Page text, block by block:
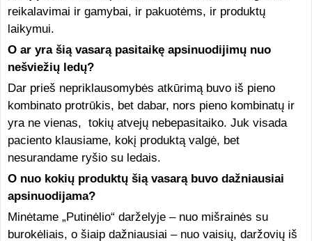
reikalavimai ir gamybai, ir pakuotėms, ir produktų
laikymui.
O ar yra šią vasarą pasitaikę apsinuodijimų nuo
nešviežių ledų?
Dar prieš nepriklausomybės atkūrimą buvo iš pieno
kombinato protrūkis, bet dabar, nors pieno kombinatų ir
yra ne vienas, tokių atvejų nebepasitaiko. Juk visada
paciento klausiame, kokį produktą valgė, bet
nesurandame ryšio su ledais.
O nuo kokių produktų šią vasarą buvo dažniausiai
apsinuodijama?
Minėtame „Putinėlio“ darželyje – nuo mišrainės su
burokėliais, o šiaip dažniausiai – nuo vaisių, daržovių iš